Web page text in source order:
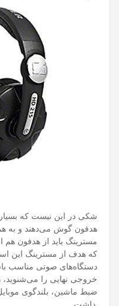
شکی در این نیست که
هدفون گوش می‌دهند و به
مسترینگ باید از هدفون هم
که هدف از مسترینگ این
دستگاه‌های صوتی مناسب
خروجی نهایی را
ضبط ماشین، بلندگوی موبایل